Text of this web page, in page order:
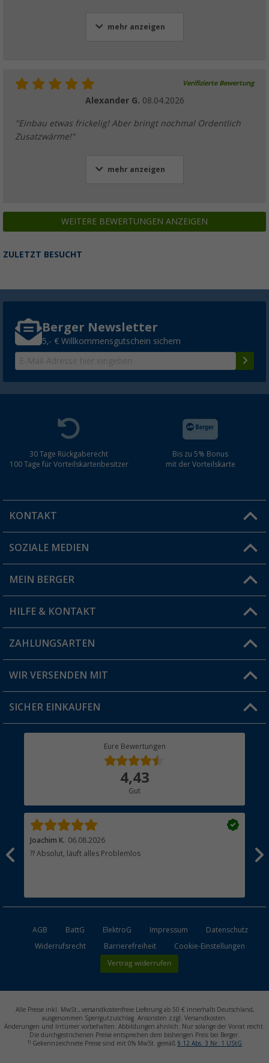
mehr anzeigen
Verifizierte Bewertung
Alexander G. 08.04.2026
"Einbau etwas frickelig! Aber bringt nochmal Ordentlich
Zusatzwärme!"
mehr anzeigen
WEITERE BEWERTUNGEN ANZEIGEN
ZULETZT BESUCHT
Berger Newsletter
5,- € Willkommensgutschein sichern
30 Tage Rückgaberecht
100 Tage für Vorteilskartenbesitzer
Bis zu 5% Bonus
mit der Vorteilskarte
KONTAKT
Du hast eine Frage?
Filiale finden
SOZIALE MEDIEN
MEIN BERGER
Vorteilskarte
Blog
Jobs & Karriere
HILFE & KONTAKT
FAQ & Kontakt
Versandinformationen
Rücksendung
ZAHLUNGSARTEN
WIR VERSENDEN MIT
SICHER EINKAUFEN
Eure Bewertungen
4,43
Gut
Joachim K. 06.08.2026
?? Absolut, läuft alles Problemlos
AGB BattG ElektroG Impressum
Datenschutz
Widerrufsrecht
Barrierefreiheit Cookie-Einstellungen
Vertrag widerrufen
Alle Preise inkl. MwSt., versandkostenfreie Lieferung ab 50 € innerhalb Deutschland,
ausgenommen Sperrgutzuschlag. Ansonsten zzgl. Versandkosten.
Änderungen und Irrtümer vorbehalten. Abbildungen ähnlich. Nur solange der Vorrat reicht.
Die durchgestrichenen Preise entsprechen dem bisherigen Preis bei Berger.
1) Gekennzeichnete Preise sind mit 0% MwSt. gemäß § 12 Abs. 3 Nr. 1 UStG